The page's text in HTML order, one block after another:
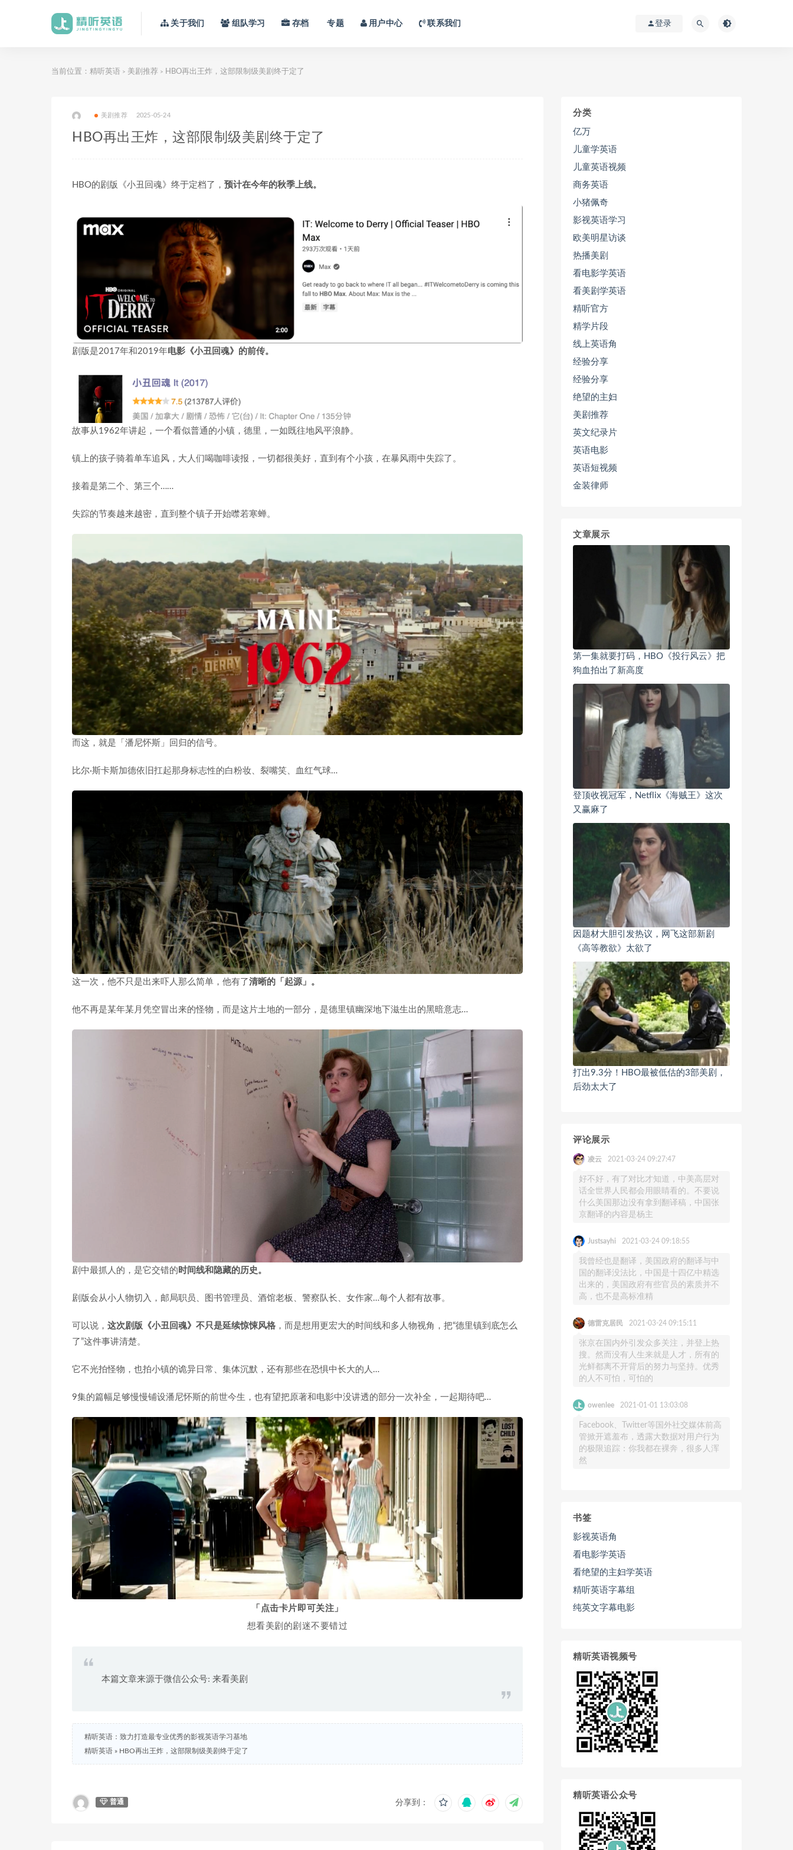
关于我们 组队学习 存档 专题 用户中心 联系我们 登录
当前位置： 精听英语 > 美剧推荐 > HBO再出王炸，这部限制级美剧终于定了
美剧推荐 2025-05-24
HBO再出王炸，这部限制级美剧终于定了
HBO的剧版《小丑回魂》终于定档了， 预计在今年的秋季上线。
剧版是2017年和2019年电影《小丑回魂》的前传。
故事从1962年讲起，一个看似普通的小镇，德里，一如既往地风平浪静。
镇上的孩子骑着单车追风，大人们喝咖啡读报，一切都很美好，直到有个小孩，在暴风雨中失踪了。
接着是第二个、第三个……
失踪的节奏越来越密，直到整个镇子开始噤若寒蝉。
而这，就是「潘尼怀斯」回归的信号。
比尔·斯卡斯加德依旧扛起那身标志性的白粉妆、裂嘴笑、血红气球…
这一次，他不只是出来吓人那么简单，他有了清晰的「起源」。
他不再是某年某月凭空冒出来的怪物，而是这片土地的一部分，是德里镇幽深地下滋生出的黑暗意志…
剧中最抓人的，是它交错的时间线和隐藏的历史。
剧版会从小人物切入，邮局职员、图书管理员、酒馆老板、警察队长、女作家…每个人都有故事。
可以说， 这次剧版《小丑回魂》不只是延续惊悚风格 ，而是想用更宏大的时间线和多人物视角，把“德里镇到底怎么
了”这件事讲清楚。
它不光拍怪物，也拍小镇的诡异日常、集体沉默，还有那些在恐惧中长大的人…
9集的篇幅足够慢慢铺设潘尼怀斯的前世今生，也有望把原著和电影中没讲透的部分一次补全，一起期待吧…
「点击卡片即可关注」
想看美剧的剧迷不要错过
本篇文章来源于微信公众号: 来看美剧
精听英语：致力打造最专业优秀的影视英语学习基地
精听英语 » HBO再出王炸，这部限制级美剧终于定了
普通 分享到：
分类
亿万
儿童学英语
儿童英语视频
商务英语
小猪佩奇
影视英语学习
欧美明星访谈
热播美剧
看电影学英语
看美剧学英语
精听官方
精学片段
线上英语角
经验分享
经验分享
绝望的主妇
美剧推荐
英文纪录片
英语电影
英语短视频
金装律师
文章展示
第一集就要打码，HBO《投行风云》把
狗血拍出了新高度
登顶收视冠军，Netflix《海贼王》这次
又赢麻了
因题材大胆引发热议，网飞这部新剧
《高等教欲》太欲了
打出9.3分！HBO最被低估的3部美剧，
后劲太大了
评论展示
凌云 2021-03-24 09:27:47
好不好，有了对比才知道，中美高层对
话全世界人民都会用眼睛看的。不要说
什么美国那边没有拿到翻译稿，中国张
京翻译的内容是杨主
Justsayhi 2021-03-24 09:18:55
我曾经也是翻译，美国政府的翻译与中
国的翻译没法比，中国是十四亿中精选
出来的，美国政府有些官员的素质并不
高，也不是高标准精
德雷克居民 2021-03-24 09:15:11
张京在国内外引发众多关注，并登上热
搜。然而没有人生来就是人才，所有的
光鲜都离不开背后的努力与坚持。优秀
的人不可怕，可怕的
owenlee 2021-01-01 13:03:08
Facebook、Twitter等国外社交媒体前高
管掀开遮羞布，透露大数据对用户行为
的极限追踪：你我都在裸奔，很多人浑
然
书签
影视英语角
看电影学英语
看绝望的主妇学英语
精听英语字幕组
纯英文字幕电影
精听英语视频号
精听英语公众号